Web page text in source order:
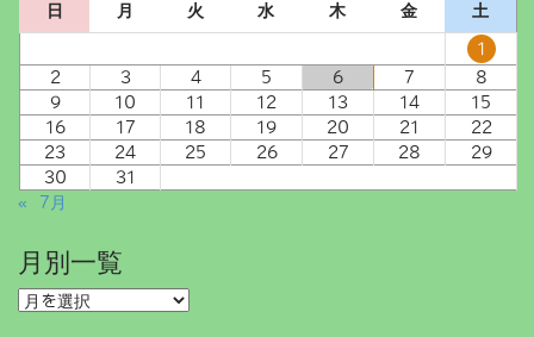
g
a
t
i
o
n
日 月 火 水 木 金
土
1
2
3 4 5 6 7
8
9
10 11 12 13 14
15
16
17 18 19 20 21
22
23
24 25 26 27 28
29
30
31
« 7月
月別一覧
月